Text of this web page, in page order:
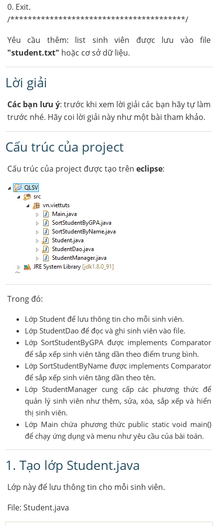
0. Exit.
/****************************************/
Yêu cầu thêm: list sinh viên được lưu vào file
"student.txt" hoặc cơ sở dữ liệu.
Lời giải
Các bạn lưu ý: trước khi xem lời giải các bạn hãy tự làm
trước nhé. Hãy coi lời giải này như một bài tham khảo.
Cấu trúc của project
Cấu trúc của project được tạo trên eclipse:
Trong đó:
Lớp Student để lưu thông tin cho mỗi sinh viên.
Lớp StudentDao để đọc và ghi sinh viên vào file.
Lớp SortStudentByGPA được implements Comparator
để sắp xếp sinh viên tăng dần theo điểm trung bình.
Lớp SortStudentByName được implements Comparator
để sắp xếp sinh viên tăng dần theo tên.
Lớp StudentManager cung cấp các phương thức để
quản lý sinh viên như thêm, sửa, xóa, sắp xếp và hiển
thị sinh viên.
Lớp Main chứa phương thức public static void main()
để chạy ứng dụng và menu như yêu cầu của bài toán.
1. Tạo lớp Student.java
Lớp này để lưu thông tin cho mỗi sinh viên.
File: Student.java